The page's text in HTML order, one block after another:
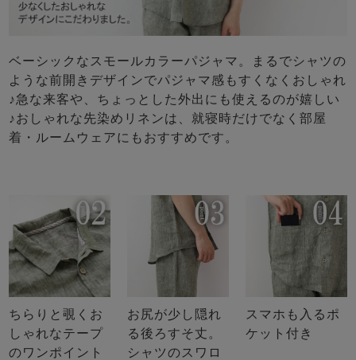
ベーシックなスモールカラーパジャマ。まるでシャツの
ような前開きデザインでパジャマ感もすくなくおしゃれ
♪急な来客や、ちょっとした外出にも使えるのが嬉しい
♪おしゃれな先染めリネンは、就寝時だけでなく部屋
着・ルームウェアにもおすすめです。
ちらりと覗くお
しゃれなテープ
のワンポイント
お尻が少し隠れ
る後ろすそ丈。
シャツのスワロ
スマホも入るポ
ケット付き